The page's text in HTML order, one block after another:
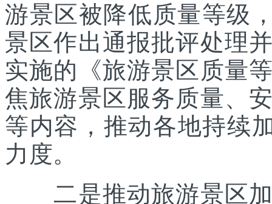
游景区被降低质量等级
景区作出通报批评处理
实施的《旅游景区质量
焦旅游景区服务质量、
等内容，推动各地持续
力度。
二是推动旅游景区加